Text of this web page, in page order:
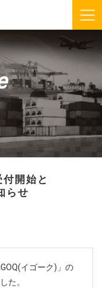
お知らせ
お問い合わせ
荷主様
ます。
する
開始と
らせ
イゴーク)」の
た。